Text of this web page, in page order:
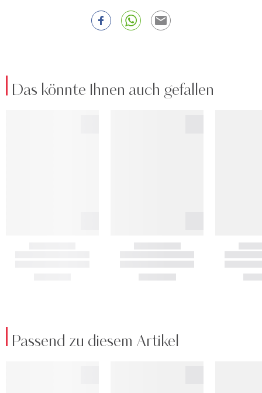
Das könnte Ihnen auch gefallen
Passend zu diesem Artikel